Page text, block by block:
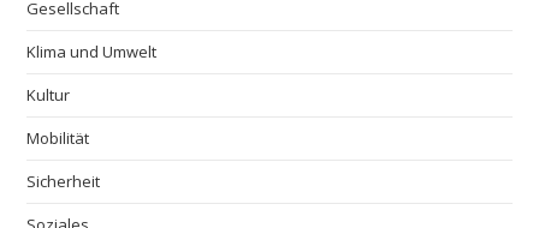
Gesellschaft
Klima und Umwelt
Kultur
Mobilität
Sicherheit